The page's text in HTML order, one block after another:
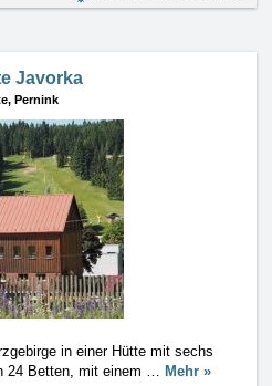
Javorka
Pernink
in einer Hütte mit sechs
24 Betten, mit einem … Mehr »